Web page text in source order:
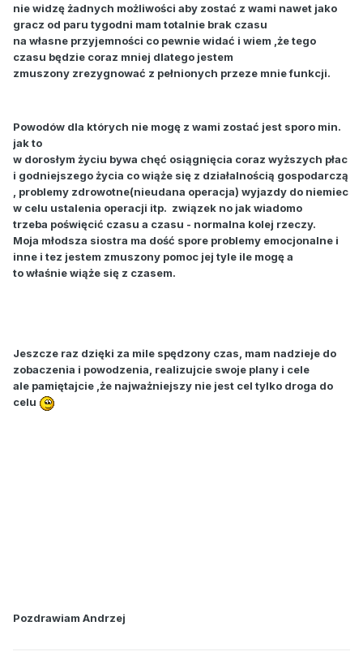
nie widzę żadnych możliwości aby zostać z wami nawet jako
gracz od paru tygodni mam totalnie brak czasu
na własne przyjemności co pewnie widać i wiem ,że tego
czasu będzie coraz mniej dlatego jestem
zmuszony zrezygnować z pełnionych przeze mnie funkcji.
Powodów dla których nie mogę z wami zostać jest sporo min.
jak to
w dorosłym życiu bywa chęć osiągnięcia coraz wyższych płac
i godniejszego życia co wiąże się z działalnością gospodarczą
, problemy zdrowotne(nieudana operacja) wyjazdy do niemiec
w celu ustalenia operacji itp. związek no jak wiadomo
trzeba poświęcić czasu a czasu - normalna kolej rzeczy.
Moja młodsza siostra ma dość spore problemy emocjonalne i
inne i tez jestem zmuszony pomoc jej tyle ile mogę a
to właśnie wiąże się z czasem.
Jeszcze raz dzięki za mile spędzony czas, mam nadzieje do
zobaczenia i powodzenia, realizujcie swoje plany i cele
ale pamiętajcie ,że najważniejszy nie jest cel tylko droga do
celu
Pozdrawiam Andrzej